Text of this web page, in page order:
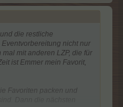
die restliche
nicht nur
mit anderen LZP, die für
ist Emmer mein Favorit,
Favoriten packen und